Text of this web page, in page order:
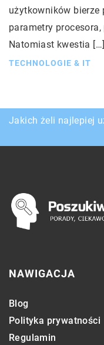
użytkowników bierze
parametry
Natomiast kwestia […]
TECHNOLOGIE & IT
Materiały
Jakich żeli najlepiej
NAWIGACJA
Blog
Polityka prywatności
Regulamin